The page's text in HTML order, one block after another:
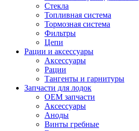
Стекла
Топливная система
Тормозная система
Фильтры
Цепи
Рации и аксессуары
Аксессуары
Рации
Тангенты и гарнитуры
Запчасти для лодок
OEM запчасти
Аксессуары
Аноды
Винты гребные